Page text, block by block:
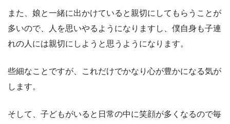
また、娘と一緒に出かけていると親切にしてもらうことが
多いので、人を思いやるようになりますし、僕自身も子連
れの人には親切にしようと思うようになります。
些細なことですが、これだけでかなり心が豊かになる気が
します。
そして、子どもがいると日常の中に笑顔が多くなるので毎